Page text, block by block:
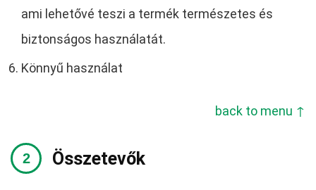
ami lehetővé teszi a termék természetes és
biztonságos használatát.
Könnyű használat
back to menu ↑
Összetevők